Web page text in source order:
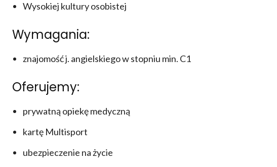
Wysokiej kultury osobistej
Wymagania:
znajomość j. angielskiego w stopniu min. C1
Oferujemy:
prywatną opiekę medyczną
kartę Multisport
ubezpieczenie na życie